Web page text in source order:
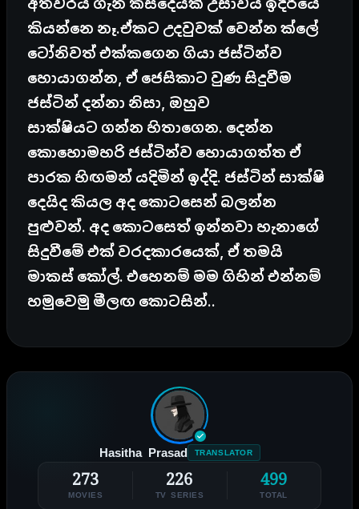
අතවරය ගැන කිසිදෙයක් උසාවිය ඉදිරියේ
කියන්නෙ නෑ.ඒකට උදවුවක් වෙන්න ක්ලේ
ටෝනිවත් එක්කගෙන ගියා ජස්ටින්ව
හොයාගන්න, ඒ ජෙසිකාට වුණ සිදුවීම
ජස්ටින් දන්නා නිසා, ඔහුව
සාක්ෂියට ගන්න හිතාගෙන. දෙන්න
කොහොමහරි ජස්ටින්ව හොයාගත්ත ඒ
පාරක හිඟමන් යදිමින් ඉද්දි. ජස්ටින් සාක්ෂි
දෙයිද කියල අද කොටසෙන් බලන්න
පුළුවන්. අද කොටසෙත් ඉන්නවා හැනාගේ
සිදුවීමේ එක් වරදකාරයෙක්, ඒ තමයි
මාකස් කෝල්. එහෙනම් මම ගිහින් එන්නම්
හමුවෙමු මීලඟ කොටසින්..
Hasitha Prasad TRANSLATOR
273
MOVIES
226
TV SERIES
499
TOTAL